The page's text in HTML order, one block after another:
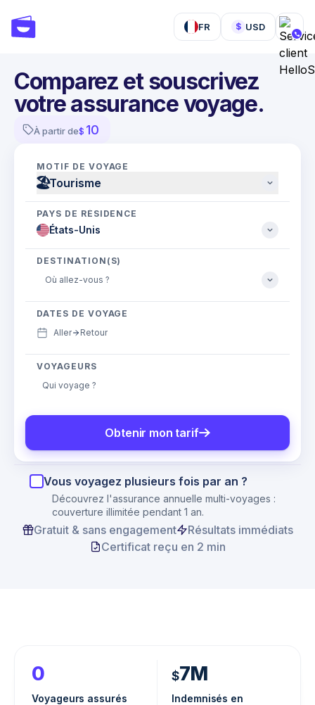
FR $ USD
Comparez et souscrivez
votre assurance voyage.
À partir de$ 10
MOTIF DE VOYAGE
🏖Tourisme
PAYS DE RÉSIDENCE
DESTINATION(S)
DATES DE VOYAGE
Aller
Retour
VOYAGEURS
Qui voyage ?
Obtenir mon tarif
Vous voyagez plusieurs fois par an ?
Découvrez l'assurance annuelle multi-voyages :
couverture illimitée pendant 1 an.
Gratuit & sans engagement
Résultats immédiats
Certificat reçu en 2 min
0
Voyageurs assurés
$7M
Indemnisés en